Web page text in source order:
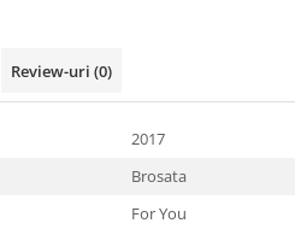
Review-uri (0)
2017
Brosata
For You